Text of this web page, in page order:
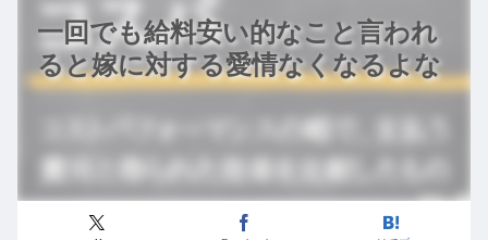
一回でも給料安い的なこと言われ
ると嫁に対する愛情なくなるよな